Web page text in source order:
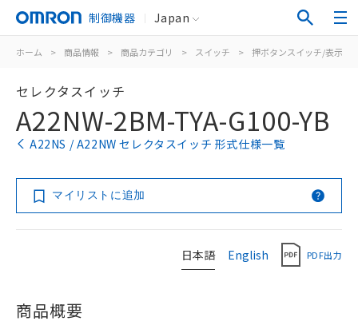
制御機器 Japan
ホーム > 商品情報 > 商品カテゴリ > スイッチ > 押ボタンスイッチ/表示灯
セレクタスイッチ
A22NW-2BM-TYA-G100-YB
A22NS / A22NW セレクタスイッチ 形式仕様一覧
マイリストに追加
日本語 English PDF出力
商品概要